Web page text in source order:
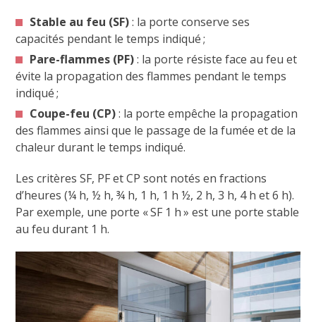
Stable au feu (SF): la porte conserve ses
capacités pendant le temps indiqué ;
Pare-flammes (PF): la porte résiste face au feu et
évite la propagation des flammes pendant le temps
indiqué ;
Coupe-feu (CP): la porte empêche la propagation
des flammes ainsi que le passage de la fumée et de la
chaleur durant le temps indiqué.
Les critères SF, PF et CP sont notés en fractions
d’heures (¼ h, ½ h, ¾ h, 1 h, 1 h ½, 2 h, 3 h, 4 h et 6 h).
Par exemple, une porte « SF 1 h » est une porte stable
au feu durant 1 h.